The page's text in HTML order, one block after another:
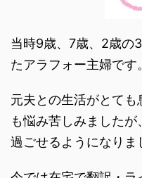
当時9歳、7歳、2歳の
たアラフォー主婦です。
元夫との生活がとて
も悩み苦しみました
過ごせるようになりま